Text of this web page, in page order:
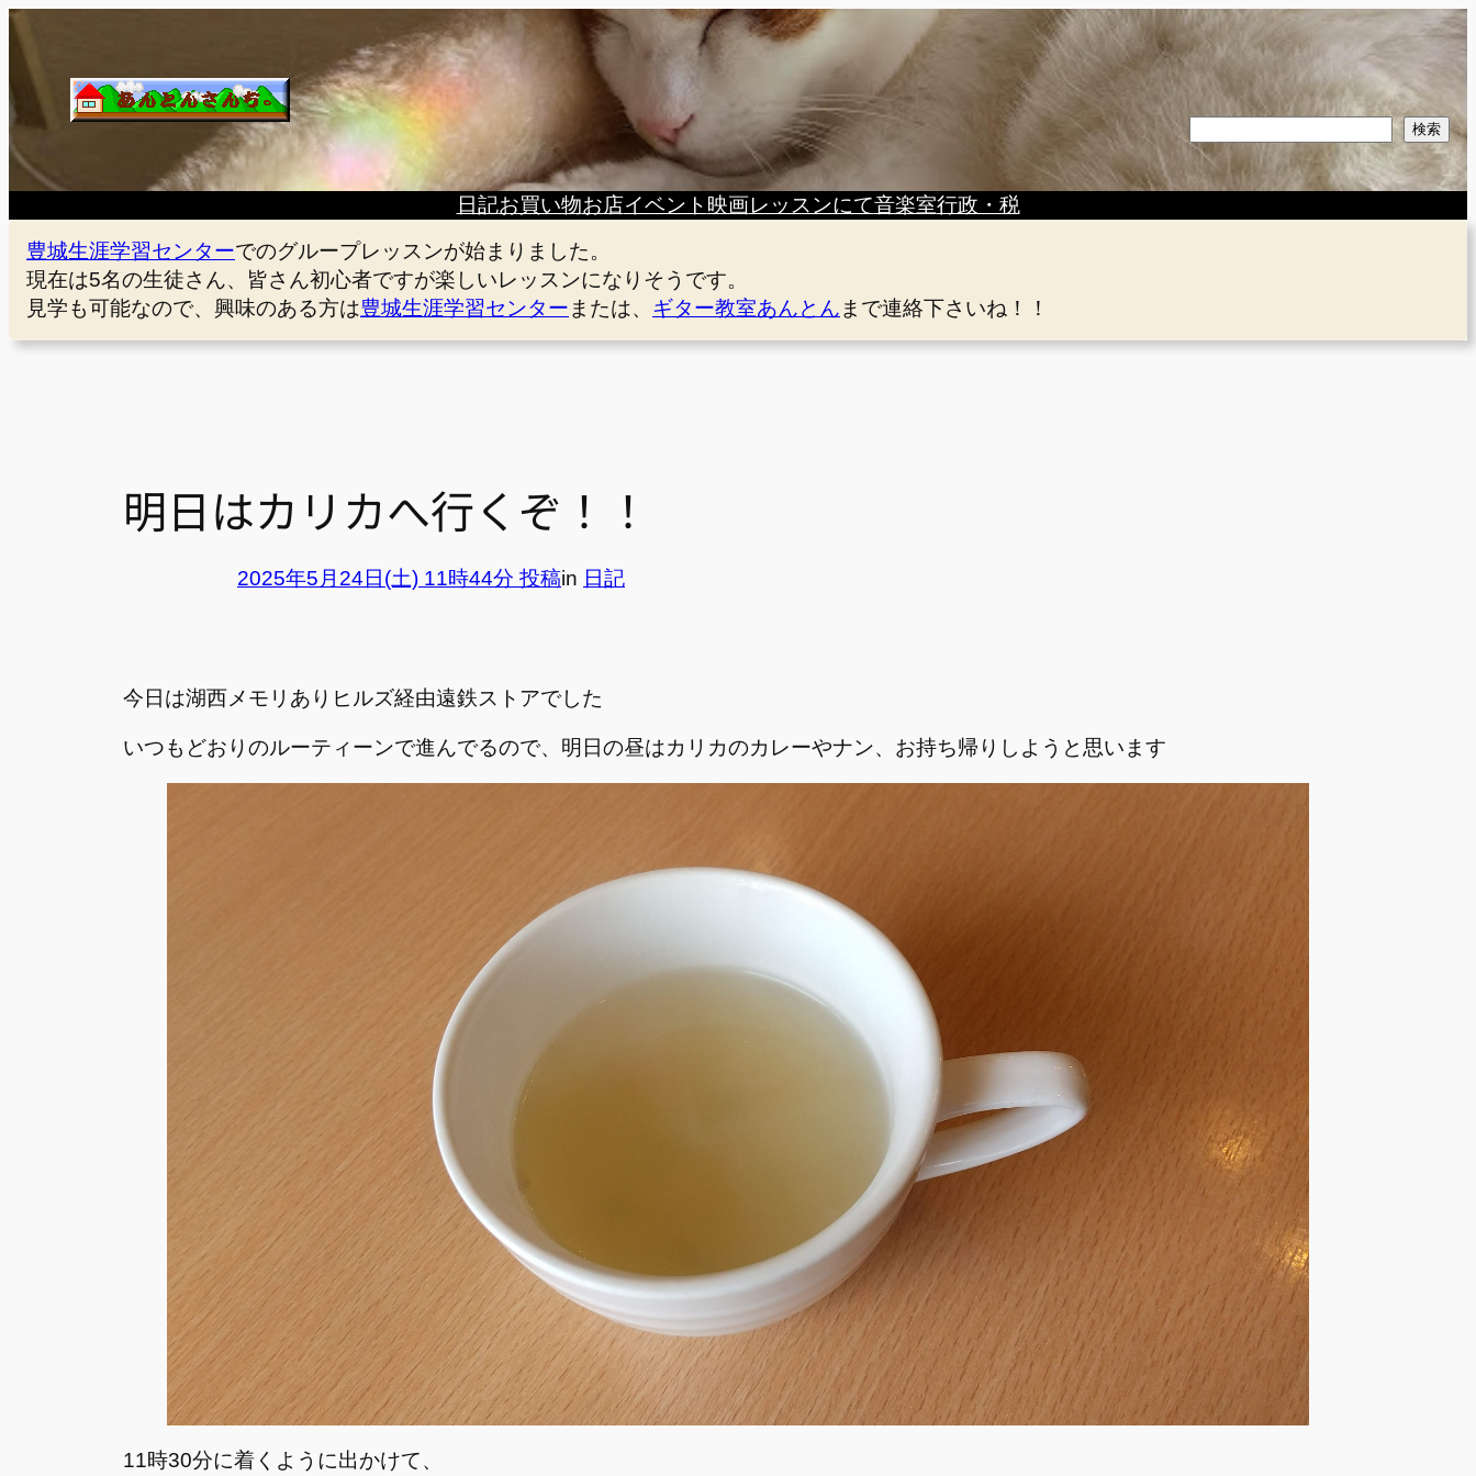
内
容
ス
キ
ッ
プ
索
検索
日記お買い物お店イベント 映画レッスンにて音楽室行政・税
豊城生涯学習センターでのグループレッスンが始まりました。
現在は5名の生徒さん、皆さん初心者ですが楽しいレッスンになりそうです。
見学も可能なので、興味のある方は豊城生涯学習センター または、 ギター教室あんとん まで連絡下さいね！！
明日はカリカへ行くぞ！！
2025年5月24日(土) 11時44分 投稿in 日記
今日は湖西メモリありヒルズ経由遠鉄ストアでした
いつもどおりのルーティーンで進んでるので、明日の昼はカリカのカレーやナン、お持ち帰りしようと思います
11時30分に着くように出かけて、